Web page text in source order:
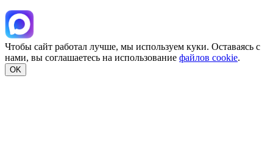
Чтобы сайт работал лучше, мы используем куки. Оставаясь с
нами, вы соглашаетесь на использование файлов cookie.
OK